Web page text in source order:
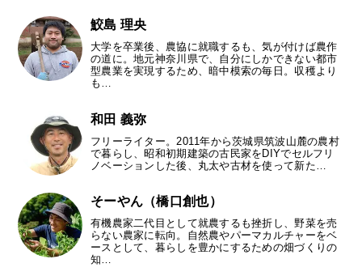
鮫島 理央
大学を卒業後、農協に就職するも、気が付けば農作
の道に。地元神奈川県で、自分にしかできない都市
型農業を実現するため、暗中模索の毎日。収穫より
も…
和田 義弥
フリーライター。2011年から茨城県筑波山麓の農村
で暮らし、昭和初期建築の古民家をDIYでセルフリ
ノベーションした後、丸太や古材を使って新た…
そーやん（橋口創也）
有機農家二代目として就農するも挫折し、野菜を売
らない農家に転向。自然農やパーマカルチャーをベ
ースとして、暮らしを豊かにするための畑づくりの
知…